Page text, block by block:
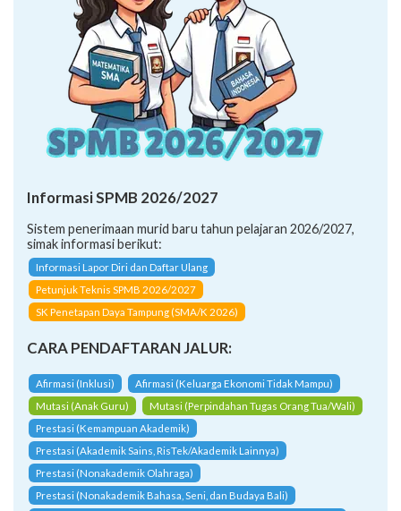
Informasi SPMB 2026/2027
Sistem penerimaan murid baru tahun pelajaran 2026/2027,
simak informasi berikut:
Informasi Lapor Diri dan Daftar Ulang
Petunjuk Teknis SPMB 2026/2027
SK Penetapan Daya Tampung (SMA/K 2026)
CARA PENDAFTARAN JALUR:
Afirmasi (Inklusi)
Afirmasi (Keluarga Ekonomi Tidak Mampu)
Mutasi (Anak Guru)
Mutasi (Perpindahan Tugas Orang Tua/Wali)
Prestasi (Kemampuan Akademik)
Prestasi (Akademik Sains, RisTek/Akademik Lainnya)
Prestasi (Nonakademik Olahraga)
Prestasi (Nonakademik Bahasa, Seni, dan Budaya Bali)